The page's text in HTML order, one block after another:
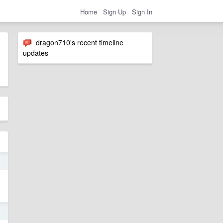
Home Sign Up Sign In
dragon710's recent timeline
updates